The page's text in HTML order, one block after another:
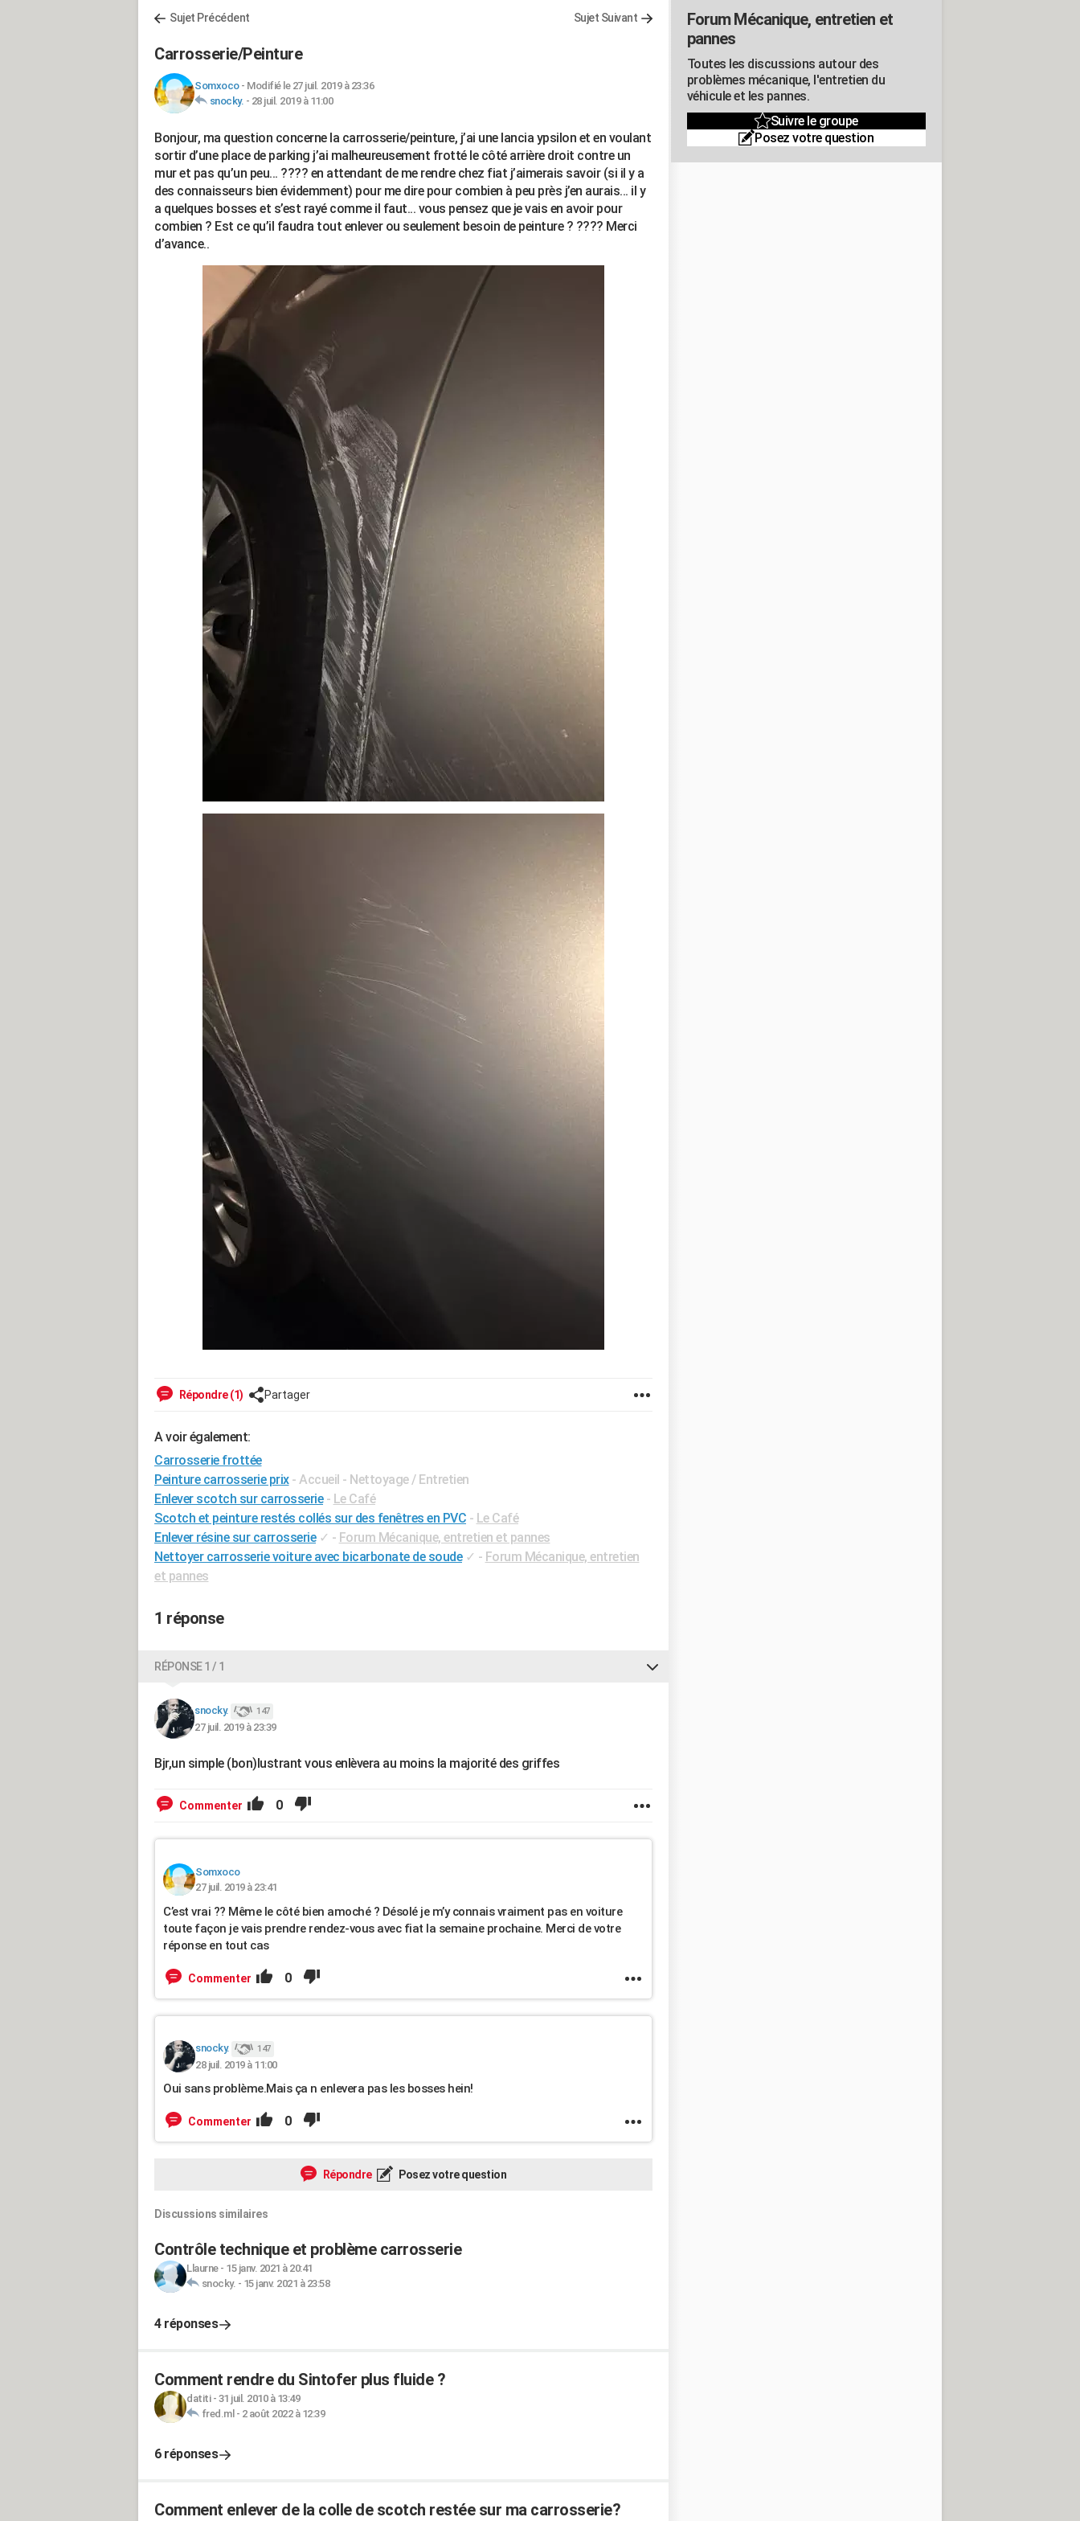
Sujet Précédent Sujet Suivant
Carrosserie/Peinture
Somxoco- Modifié le 27 juil. 2019 à 23:36
snocky. - 28 juil. 2019 à 11:00
Bonjour, ma question concerne la carrosserie/peinture, j’ai une lancia ypsilon et en voulant
sortir d’une place de parking j’ai malheureusement frotté le côté arrière droit contre un
mur et pas qu’un peu... ???? en attendant de me rendre chez fiat j’aimerais savoir (si il y a
des connaisseurs bien évidemment) pour me dire pour combien à peu près j’en aurais... il y
a quelques bosses et s’est rayé comme il faut... vous pensez que je vais en avoir pour
combien ? Est ce qu’il faudra tout enlever ou seulement besoin de peinture ? ???? Merci
d’avance..
Répondre (1) Partager
A voir également:
Carrosserie frottée
Peinture carrosserie prix - Accueil - Nettoyage / Entretien
Enlever scotch sur carrosserie - Le Café
Scotch et peinture restés collés sur des fenêtres en PVC - Le Café
Enlever résine sur carrosserie ✓ - Forum Mécanique, entretien et pannes
Nettoyer carrosserie voiture avec bicarbonate de soude ✓ - Forum Mécanique, entretien
et pannes
1 réponse
RÉPONSE 1 / 1
snocky. 147
27 juil. 2019 à 23:39
Bjr,un simple (bon)lustrant vous enlèvera au moins la majorité des griffes
Commenter 0
Somxoco
27 juil. 2019 à 23:41
C’est vrai ?? Même le côté bien amoché ? Désolé je m’y connais vraiment pas en voiture
toute façon je vais prendre rendez-vous avec fiat la semaine prochaine. Merci de votre
réponse en tout cas
Commenter 0
snocky. 147
28 juil. 2019 à 11:00
Oui sans problème.Mais ça n enlevera pas les bosses hein!
Commenter 0
Répondre Posez votre question
Discussions similaires
Contrôle technique et problème carrosserie
Llaurne- 15 janv. 2021 à 20:41
snocky. - 15 janv. 2021 à 23:58
4 réponses
Comment rendre du Sintofer plus fluide ?
datiti- 31 juil. 2010 à 13:49
fred.ml - 2 août 2022 à 12:39
6 réponses
Comment enlever de la colle de scotch restée sur ma carrosserie?
Forum Mécanique, entretien et
pannes
Toutes les discussions autour des
problèmes mécanique, l'entretien du
véhicule et les pannes.
Suivre le groupe
Posez votre question